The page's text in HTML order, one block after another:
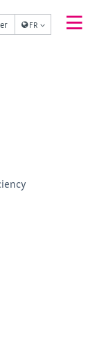
FR